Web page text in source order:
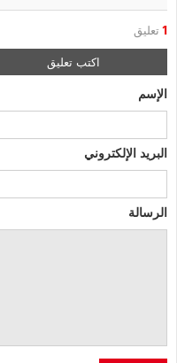
1 تعليق
اكتب تعليق
الإسم
البريد الإلكتروني
الرسالة